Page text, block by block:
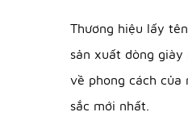
Thương hiệu lấy
sản xuất dòng giày
về phong cách
sắc mới nhất.